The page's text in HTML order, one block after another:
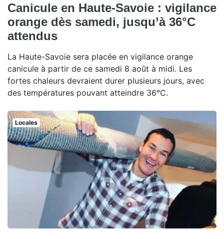
Canicule en Haute-Savoie : vigilance
orange dès samedi, jusqu’à 36°C
attendus
La Haute-Savoie sera placée en vigilance orange
canicule à partir de ce samedi 8 août à midi. Les
fortes chaleurs devraient durer plusieurs jours, avec
des températures pouvant atteindre 36°C.
Locales